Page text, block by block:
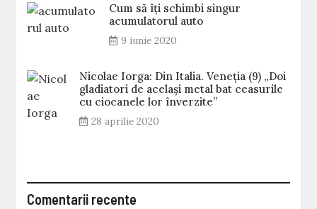
Cum să îți schimbi singur
acumulatorul auto
9 iunie 2020
Nicolae Iorga: Din Italia. Veneţia (9) „Doi
gladiatori de același metal bat ceasurile
cu ciocanele lor înverzite”
28 aprilie 2020
Comentarii recente